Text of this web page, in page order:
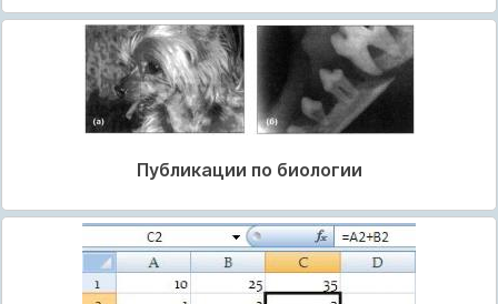
Публикации по биологии